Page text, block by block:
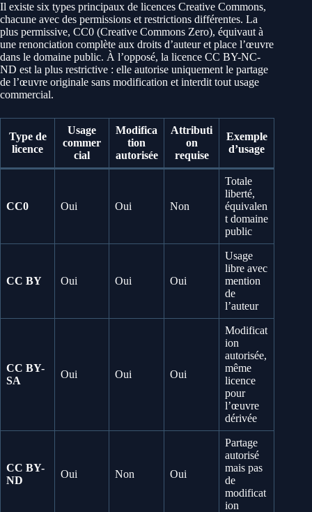
Il existe six types principaux de licences Creative Commons,
chacune avec des permissions et restrictions différentes. La
plus permissive, CC0 (Creative Commons Zero), équivaut à
une renonciation complète aux droits d’auteur et place l’œuvre
dans le domaine public. À l’opposé, la licence CC BY-NC-
ND est la plus restrictive : elle autorise uniquement le partage
de l’œuvre originale sans modification et interdit tout usage
commercial.
Type de
licence
Usage
commer
cial
Modifica
tion
autorisée
Attributi
on
requise
Exemple
d’usage
CC0 Oui Oui Non
Totale
liberté,
équivalen
t domaine
public
CC BY Oui Oui Oui
Usage
libre avec
mention
de
l’auteur
CC BY-
SA
Oui Oui Oui
Modificat
ion
autorisée,
même
licence
pour
l’œuvre
dérivée
CC BY-
ND
Oui Non Oui
Partage
autorisé
mais pas
de
modificat
ion